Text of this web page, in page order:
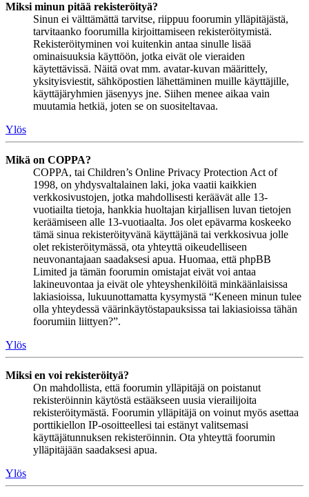
Miksi minun pitää rekisteröityä?
Sinun ei välttämättä tarvitse, riippuu foorumin ylläpitäjästä,
tarvitaanko foorumilla kirjoittamiseen rekisteröitymistä.
Rekisteröityminen voi kuitenkin antaa sinulle lisää
ominaisuuksia käyttöön, jotka eivät ole vieraiden
käytettävissä. Näitä ovat mm. avatar-kuvan määrittely,
yksityisviestit, sähköpostien lähettäminen muille käyttäjille,
käyttäjäryhmien jäsenyys jne. Siihen menee aikaa vain
muutamia hetkiä, joten se on suositeltavaa.
Ylös
Mikä on COPPA?
COPPA, tai Children’s Online Privacy Protection Act of
1998, on yhdysvaltalainen laki, joka vaatii kaikkien
verkkosivustojen, jotka mahdollisesti keräävät alle 13-
vuotiailta tietoja, hankkia huoltajan kirjallisen luvan tietojen
keräämiseen alle 13-vuotiaalta. Jos olet epävarma koskeeko
tämä sinua rekisteröityvänä käyttäjänä tai verkkosivua jolle
olet rekisteröitymässä, ota yhteyttä oikeudelliseen
neuvonantajaan saadaksesi apua. Huomaa, että phpBB
Limited ja tämän foorumin omistajat eivät voi antaa
lakineuvontaa ja eivät ole yhteyshenkilöitä minkäänlaisissa
lakiasioissa, lukuunottamatta kysymystä “Keneen minun tulee
olla yhteydessä väärinkäytöstapauksissa tai lakiasioissa tähän
foorumiin liittyen?”.
Ylös
Miksi en voi rekisteröityä?
On mahdollista, että foorumin ylläpitäjä on poistanut
rekisteröinnin käytöstä estääkseen uusia vierailijoita
rekisteröitymästä. Foorumin ylläpitäjä on voinut myös asettaa
porttikiellon IP-osoitteellesi tai estänyt valitsemasi
käyttäjätunnuksen rekisteröinnin. Ota yhteyttä foorumin
ylläpitäjään saadaksesi apua.
Ylös